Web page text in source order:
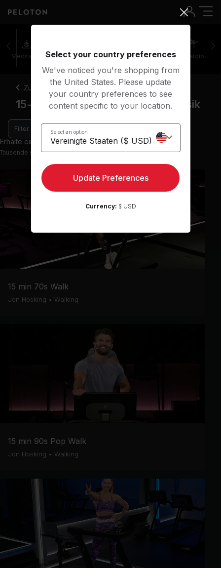
Meditation Stretching Walking Outdoor Cardio
Zurück
15-20 Minuten Walking-Kurse Musik
Filter
Erhalte einen Einblick mit 9 Vorschau-Kursen
Tausende weitere Kurse in der App verfügbar
15 min 70s Walk
Jon Hosking • Walking
15 min 90s Pop Walk
Jon Hosking • Walking
Select your country preferences
We've noticed you're shopping from
the United States. Please update
your country preferences to see
content specific to your location.
Select an option
Update Preferences
Currency: $ USD